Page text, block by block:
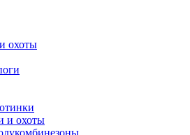
охоты
и охоты